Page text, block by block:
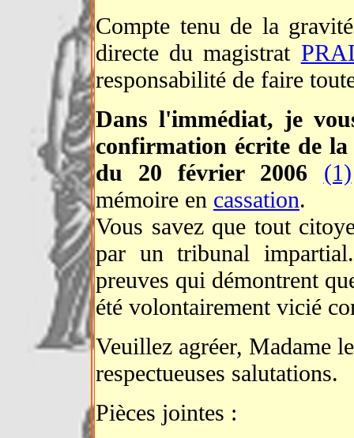
Compte tenu de la
directe du magistrat
responsabilité de faire
Dans l'immédiat, je
confirmation écrite de
du 20 février 2006 (1)
mémoire en cassation.
Vous savez que tout
par un tribunal
preuves qui démontrent
été volontairement vicié
Veuillez agréer, Madame
respectueuses salutations.
Pièces jointes :